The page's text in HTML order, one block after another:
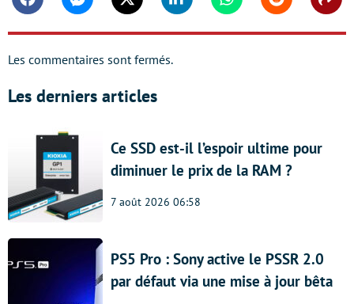
FacebookMessengerTwitter Linkedin WhatsappReddit
Les commentaires sont fermés.
Les derniers articles
Ce SSD est-il l’espoir ultime pour
diminuer le prix de la RAM ?
7 août 2026 06:58
PS5 Pro : Sony active le PSSR 2.0
par défaut via une mise à jour bêta